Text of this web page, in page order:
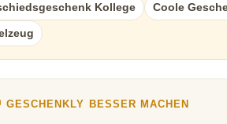
Kollege Coole
GESCHENKLY BESSER MACHEN